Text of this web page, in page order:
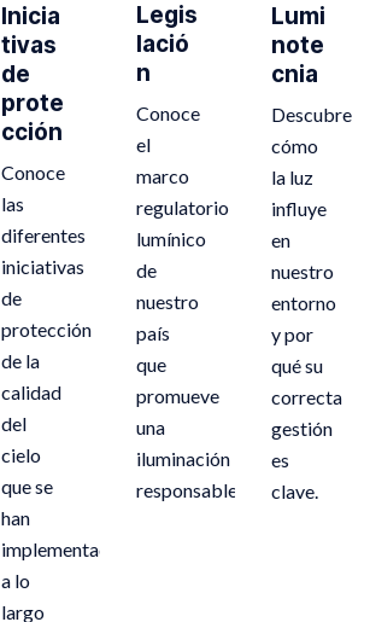
Inicia
tivas
de
prote
cción
Conoce
las
diferentes
iniciativas
de
protección
de la
calidad
del
cielo
que se
han
implementado
a lo
largo
Legis
lació
n
Conoce
el
marco
regulatorio
lumínico
de
nuestro
país
que
promueve
una
iluminación
responsable.
Lumi
note
cnia
Descubre
cómo
la luz
influye
en
nuestro
entorno
y por
qué su
correcta
gestión
es
clave.